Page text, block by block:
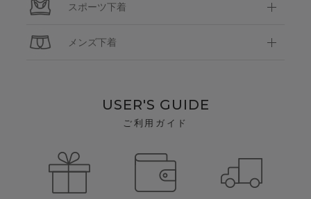
スポーツ下着
メンズ下着
USER'S GUIDE
ご利用ガイド